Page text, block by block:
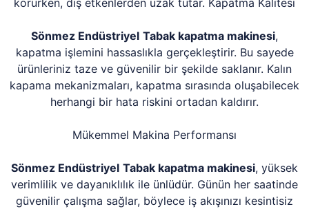
Sönmez Endüstriyel Tabak kapatma makinesi,
kapatma işlemini hassaslıkla gerçekleştirir. Bu sayede
ürünleriniz taze ve güvenilir bir şekilde saklanır. Kalın
kapama mekanizmaları, kapatma sırasında oluşabilecek
herhangi bir hata riskini ortadan kaldırır.
Mükemmel Makina Performansı
Sönmez Endüstriyel Tabak kapatma makinesi, yüksek
verimlilik ve dayanıklılık ile ünlüdür. Günün her saatinde
güvenilir çalışma sağlar, böylece iş akışınızı kesintisiz